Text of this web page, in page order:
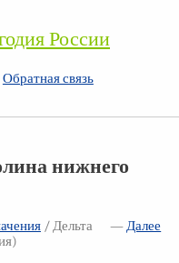
России
Обратная связь
нижнего
—Далее
/ Дельта